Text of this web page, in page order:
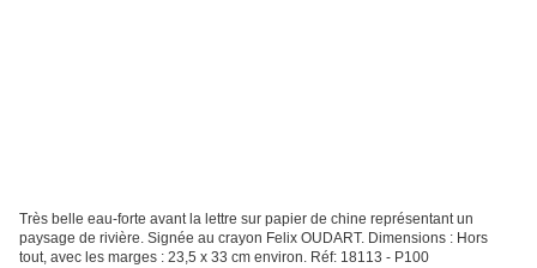
Très belle eau-forte avant la lettre sur papier de chine représentant un
paysage de rivière. Signée au crayon Felix OUDART. Dimensions : Hors
tout, avec les marges : 23,5 x 33 cm environ. Réf: 18113 - P100